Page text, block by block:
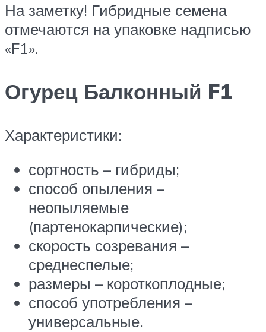
На заметку! Гибридные семена
отмечаются на упаковке надписью
«F1».
Огурец Балконный F1
Характеристики:
сортность – гибриды;
способ опыления –
неопыляемые
(партенокарпические);
скорость созревания –
среднеспелые;
размеры – короткоплодные;
способ употребления –
универсальные.